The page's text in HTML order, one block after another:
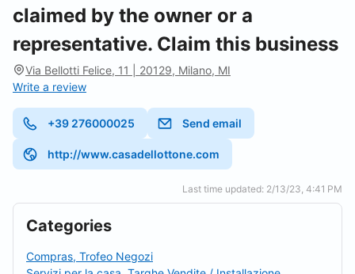
claimed by the owner or a
representative. Claim this business
Via Bellotti Felice, 11 | 20129, Milano, MI
Write a review
+39 276000025 Send email
http://www.casadellottone.com
Last time updated: 2/13/23, 4:41 PM
Categories
Compras, Trofeo Negozi